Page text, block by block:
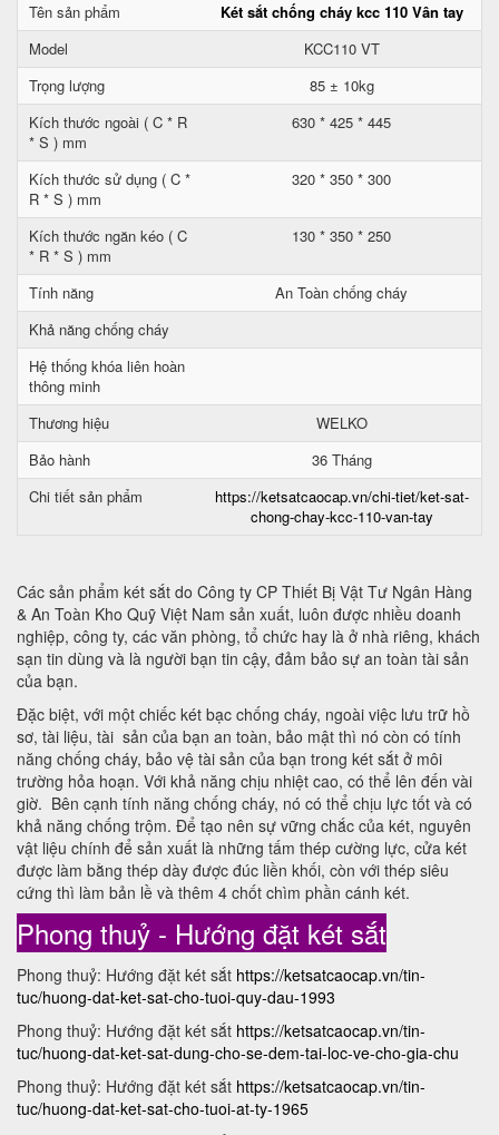
Tên sản phẩm
Két sắt chống cháy kcc 110 Vân tay
Model
KCC110 VT
Trọng lượng
85 ± 10kg
Kích thước ngoài ( C * R
* S ) mm
630 * 425 * 445
Kích thước sử dụng ( C *
R * S ) mm
320 * 350 * 300
Kích thước ngăn kéo ( C
* R * S ) mm
130 * 350 * 250
Tính năng
An Toàn chống cháy
Khả năng chống cháy
Hệ thống khóa liên hoàn
thông minh
Thương hiệu
WELKO
Bảo hành
36 Tháng
Chi tiết sản phẩm
https://ketsatcaocap.vn/chi-tiet/ket-sat-
chong-chay-kcc-110-van-tay
Các sản phẩm két sắt do Công ty CP Thiết Bị Vật Tư Ngân Hàng
& An Toàn Kho Quỹ Việt Nam sản xuất, luôn được nhiều doanh
nghiệp, công ty, các văn phòng, tổ chức hay là ở nhà riêng, khách
sạn tin dùng và là người bạn tin cậy, đảm bảo sự an toàn tài sản
của bạn.
Đặc biệt, với một chiếc két bạc chống cháy, ngoài việc lưu trữ hồ
sơ, tài liệu, tài sản của bạn an toàn, bảo mật thì nó còn có tính
năng chống cháy, bảo vệ tài sản của bạn trong két sắt ở môi
trường hỏa hoạn. Với khả năng chịu nhiệt cao, có thể lên đến vài
giờ. Bên cạnh tính năng chống cháy, nó có thể chịu lực tốt và có
khả năng chống trộm. Để tạo nên sự vững chắc của két, nguyên
vật liệu chính để sản xuất là những tấm thép cường lực, cửa két
được làm bằng thép dày được đúc liền khối, còn với thép siêu
cứng thì làm bản lề và thêm 4 chốt chìm phần cánh két.
Phong thuỷ - Hướng đặt két sắt
Phong thuỷ: Hướng đặt két sắt https://ketsatcaocap.vn/tin-
tuc/huong-dat-ket-sat-cho-tuoi-quy-dau-1993
Phong thuỷ: Hướng đặt két sắt https://ketsatcaocap.vn/tin-
tuc/huong-dat-ket-sat-dung-cho-se-dem-tai-loc-ve-cho-gia-chu
Phong thuỷ: Hướng đặt két sắt https://ketsatcaocap.vn/tin-
tuc/huong-dat-ket-sat-cho-tuoi-at-ty-1965